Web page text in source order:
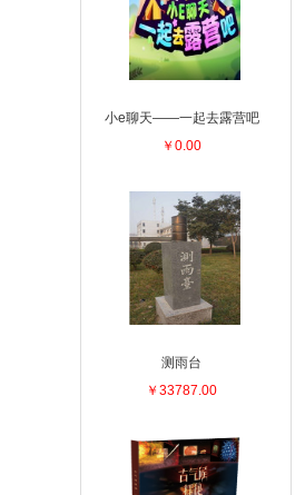
小e聊天——一起去露营吧
￥0.00
测雨台
￥33787.00